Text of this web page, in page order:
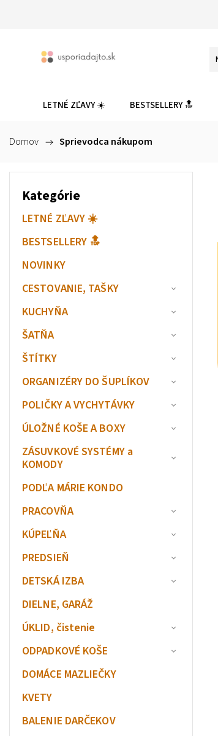
LETNÉ ZĽAVY ☀️ BESTSELLERY 🔝
Domov / Sprievodca nákupom
Kategórie
LETNÉ ZĽAVY ☀️
BESTSELLERY 🔝
NOVINKY
CESTOVANIE, TAŠKY
KUCHYŇA
ŠATŇA
ŠTÍTKY
ORGANIZÉRY DO ŠUPLÍKOV
POLIČKY A VYCHYTÁVKY
ÚLOŽNÉ KOŠE A BOXY
ZÁSUVKOVÉ SYSTÉMY a
KOMODY
PODĽA MÁRIE KONDO
PRACOVŇA
KÚPEĽŇA
PREDSIEŇ
DETSKÁ IZBA
DIELNE, GARÁŽ
ÚKLID, čistenie
ODPADKOVÉ KOŠE
DOMÁCE MAZLIEČKY
KVETY
BALENIE DARČEKOV